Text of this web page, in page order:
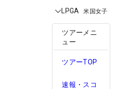
LPGA 米国女子
ツアーメニ
ュー
ツアーTOP
速報・スコ